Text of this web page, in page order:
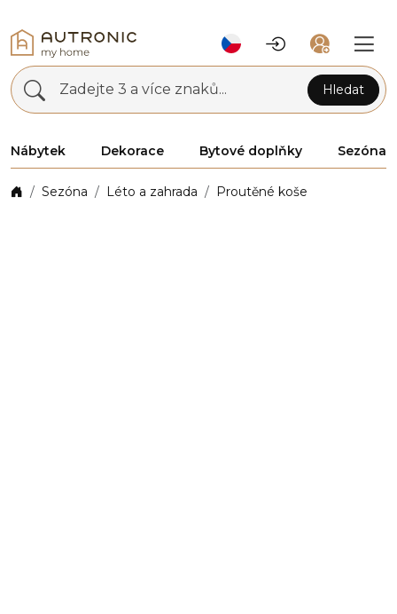
Zadejte 3 a více znaků... Hledat
Nábytek Dekorace Bytové doplňky Sezóna
Sezóna Léto a zahrada Proutěné koše